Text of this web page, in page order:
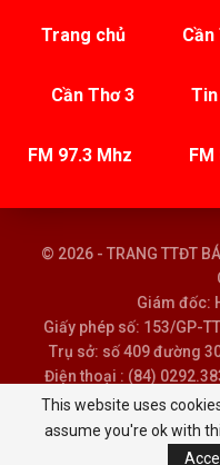
Trang chủ Cần
Cần Thơ 3
FM 97.3 Mhz
© 2026 - TRANG TTĐT
Giám đốc:
Giấy phép số: 153/GP-
Trụ sở: số 409 đường
Điện thoại : (84)
Email :
This website uses
assume you're ok with